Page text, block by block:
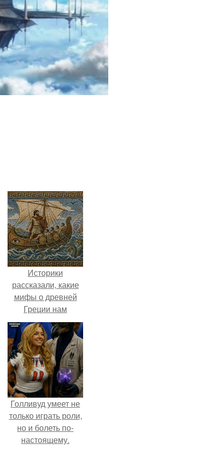
Историки
рассказали, какие
мифы о древней
Греции нам
навязало кино.
Голливуд умеет не
только играть роли,
но и болеть по-
настоящему.